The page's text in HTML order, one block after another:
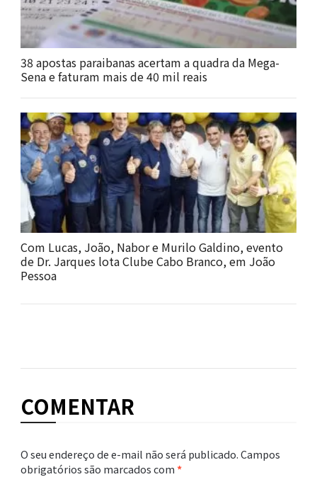
38 apostas paraibanas acertam a quadra da Mega-
Sena e faturam mais de 40 mil reais
Com Lucas, João, Nabor e Murilo Galdino, evento
de Dr. Jarques lota Clube Cabo Branco, em João
Pessoa
COMENTAR
O seu endereço de e-mail não será publicado.Campos
obrigatórios são marcados com*